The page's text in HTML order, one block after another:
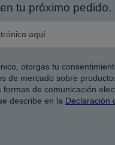
tu próximo pedido.
otorgas tu
de mercado sobre
de comunicación
describe en la Declaración